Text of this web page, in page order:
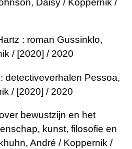
Daisy / Koppernik /
: roman Gussinklo,
/ [2020] / 2020
detectiveverhalen Pessoa,
/ [2020] / 2020
bewustzijn en het
kunst, filosofie en
André / Koppernik /